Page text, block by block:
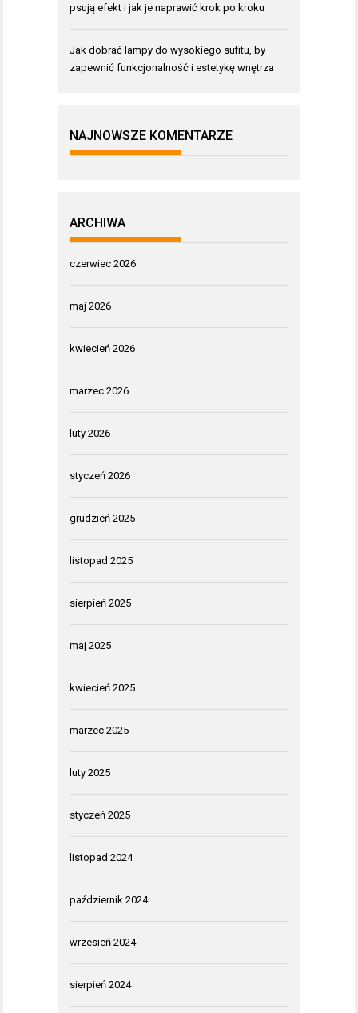
psują efekt i jak je naprawić krok po kroku
Jak dobrać lampy do wysokiego sufitu, by
zapewnić funkcjonalność i estetykę wnętrza
NAJNOWSZE KOMENTARZE
ARCHIWA
czerwiec 2026
maj 2026
kwiecień 2026
marzec 2026
luty 2026
styczeń 2026
grudzień 2025
listopad 2025
sierpień 2025
maj 2025
kwiecień 2025
marzec 2025
luty 2025
styczeń 2025
listopad 2024
październik 2024
wrzesień 2024
sierpień 2024